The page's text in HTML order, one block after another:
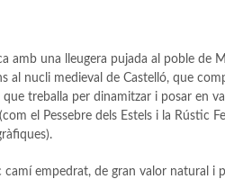
amb una lleugera pujada al poble de
al nucli medieval de Castelló, que
que treballa per dinamitzar i posar en
el Pessebre dels Estels i la Rústic
empedrat, de gran valor natural i